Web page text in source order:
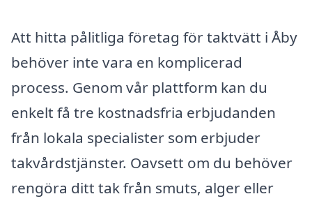
Att hitta pålitliga företag för taktvätt i Åby
behöver inte vara en komplicerad
process. Genom vår plattform kan du
enkelt få tre kostnadsfria erbjudanden
från lokala specialister som erbjuder
takvårdstjänster. Oavsett om du behöver
rengöra ditt tak från smuts, alger eller